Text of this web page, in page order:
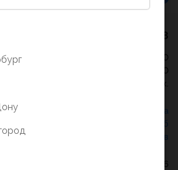
8 (800) 5000-338
Режим работы - 9:30-20:00
в выходные и праздники - 10:00-19:00
без перерыва и выходных.
СОГЛАСИЕ на
Соглашение об
использовании cookie-файлов
© Планета книги, 1998-2026